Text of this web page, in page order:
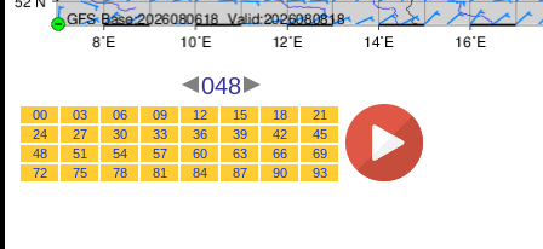
048
00 03 06 09 12 15 18
21
24
27 30 33 36 39 42
45
48
51 54 57 60 63 66
69
72
75 78 81 84 87 90 93